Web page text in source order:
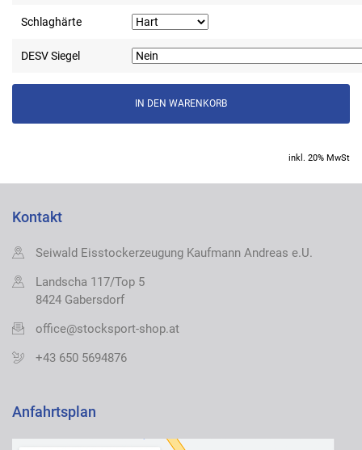
Schlaghärte
DESV Siegel
inkl. 20% MwSt
Kontakt
Seiwald Eisstockerzeugung Kaufmann Andreas e.U.
Landscha 117/Top 5
8424 Gabersdorf
office@stocksport-shop.at
+43 650 5694876
Anfahrtsplan